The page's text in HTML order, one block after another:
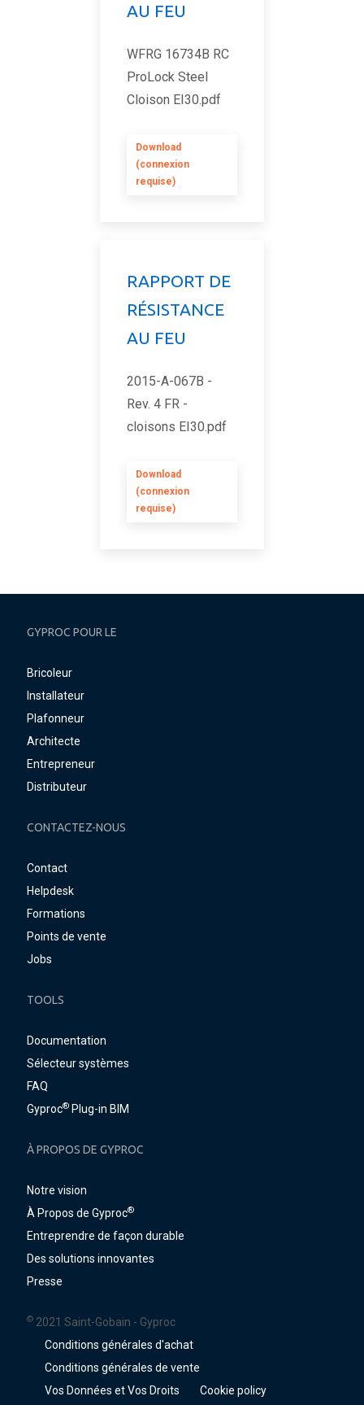
AU FEU
WFRG 16734B RC
ProLock Steel
Cloison EI30.pdf
Download
(connexion
requise)
RAPPORT DE
RÉSISTANCE
AU FEU
2015-A-067B -
Rev. 4 FR -
cloisons EI30.pdf
Download
(connexion
requise)
GYPROC POUR LE
Bricoleur
Installateur
Plafonneur
Architecte
Entrepreneur
Distributeur
CONTACTEZ-NOUS
Contact
Helpdesk
Formations
Points de vente
Jobs
TOOLS
Documentation
Sélecteur systèmes
FAQ
Gyproc® Plug-in BIM
À PROPOS DE GYPROC
Notre vision
À Propos de Gyproc®
Entreprendre de façon durable
Des solutions innovantes
Presse
© 2021 Saint-Gobain - Gyproc
Conditions générales d'achat
Conditions générales de vente
Vos Données et Vos Droits
Cookie policy